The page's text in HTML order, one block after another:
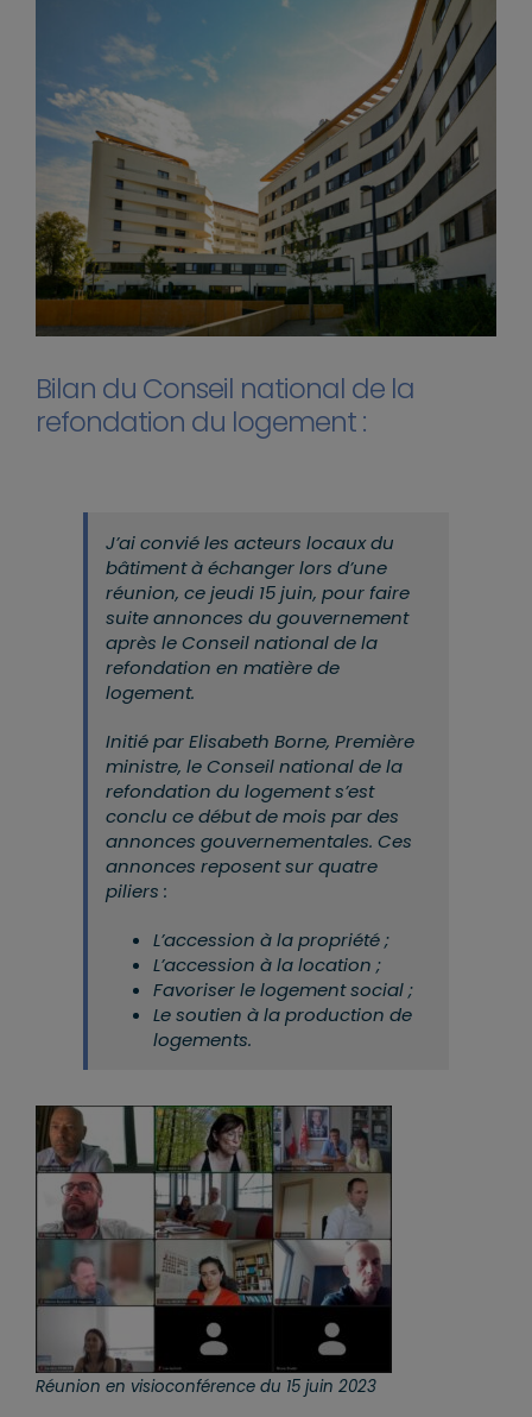
Bilan du Conseil national de la
refondation du logement :
J’ai convié les acteurs locaux du
bâtiment à échanger lors d’une
réunion, ce jeudi 15 juin, pour faire
suite annonces du gouvernement
après le Conseil national de la
refondation en matière de
logement.
Initié par Elisabeth Borne, Première
ministre, le Conseil national de la
refondation du logement s’est
conclu ce début de mois par des
annonces gouvernementales. Ces
annonces reposent sur quatre
piliers :
L’accession à la propriété ;
L’accession à la location ;
Favoriser le logement social ;
Le soutien à la production de
logements.
Réunion en visioconférence du 15 juin 2023